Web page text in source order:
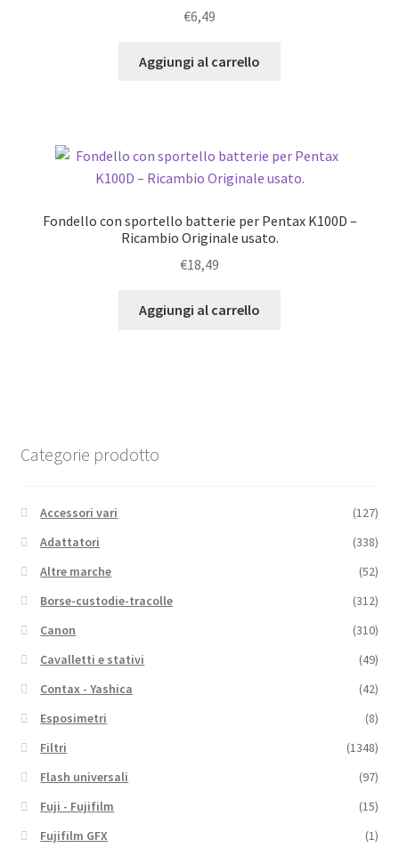
€6,49
Aggiungi al carrello
Fondello con sportello batterie per Pentax K100D –
Ricambio Originale usato.
€18,49
Aggiungi al carrello
Categorie prodotto
Accessori vari
(127)
Adattatori
(338)
Altre marche
(52)
Borse-custodie-tracolle
(312)
Canon
(310)
Cavalletti e stativi
(49)
Contax - Yashica
(42)
Esposimetri
(8)
Filtri
(1348)
Flash universali
(97)
Fuji - Fujifilm
(15)
Fujifilm GFX
(1)